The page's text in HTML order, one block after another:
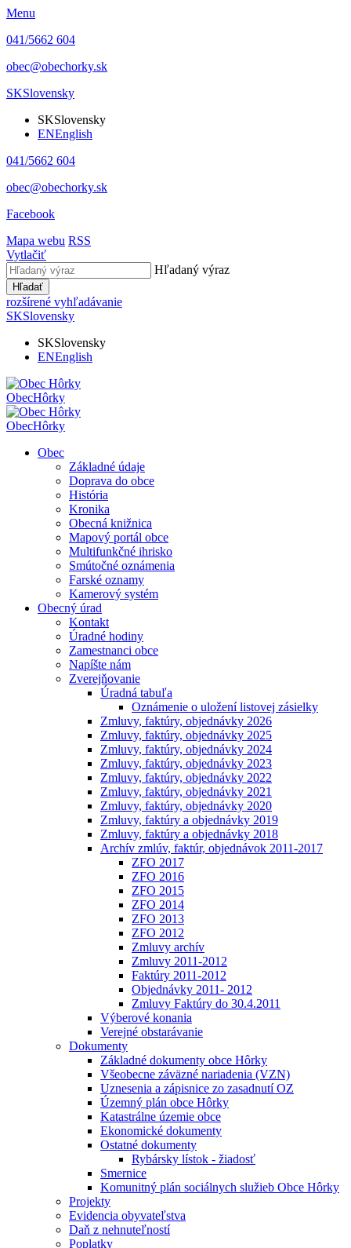
Menu
041/5662 604
obec@obechorky.sk
SKSlovensky
SKSlovensky
ENEnglish
041/5662 604
obec@obechorky.sk
Facebook
Mapa webu RSS
Vytlačiť
Hľadaný výraz
Hľadať
rozšírené vyhľadávanie
SKSlovensky
SKSlovensky
ENEnglish
ObecHôrky
ObecHôrky
Obec
Základné údaje
Doprava do obce
História
Kronika
Obecná knižnica
Mapový portál obce
Multifunkčné ihrisko
Smútočné oznámenia
Farské oznamy
Kamerový systém
Obecný úrad
Kontakt
Úradné hodiny
Zamestnanci obce
Napíšte nám
Zverejňovanie
Úradná tabuľa
Oznámenie o uložení listovej zásielky
Zmluvy, faktúry, objednávky 2026
Zmluvy, faktúry, objednávky 2025
Zmluvy, faktúry, objednávky 2024
Zmluvy, faktúry, objednávky 2023
Zmluvy, faktúry, objednávky 2022
Zmluvy, faktúry, objednávky 2021
Zmluvy, faktúry, objednávky 2020
Zmluvy, faktúry a objednávky 2019
Zmluvy, faktúry a objednávky 2018
Archív zmlúv, faktúr, objednávok 2011-2017
ZFO 2017
ZFO 2016
ZFO 2015
ZFO 2014
ZFO 2013
ZFO 2012
Zmluvy archív
Zmluvy 2011-2012
Faktúry 2011-2012
Objednávky 2011- 2012
Zmluvy Faktúry do 30.4.2011
Výberové konania
Verejné obstarávanie
Dokumenty
Základné dokumenty obce Hôrky
Všeobecne záväzné nariadenia (VZN)
Uznesenia a zápisnice zo zasadnutí OZ
Územný plán obce Hôrky
Katastrálne územie obce
Ekonomické dokumenty
Ostatné dokumenty
Rybársky lístok - žiadosť
Smernice
Komunitný plán sociálnych služieb Obce Hôrky
Projekty
Evidencia obyvateľstva
Daň z nehnuteľností
Poplatky